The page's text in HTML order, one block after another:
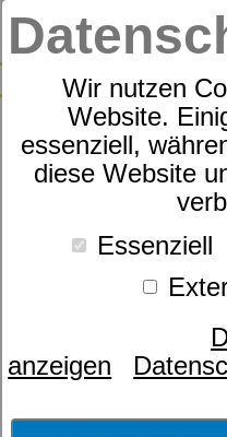
Wir nutzen
Website.
essenziell,
diese Website
Essenziell
anzeigen
Cawö